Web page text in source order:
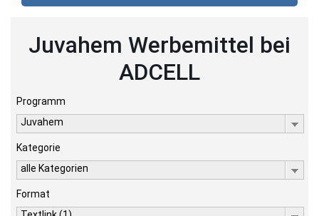
Juvahem Werbemittel bei
ADCELL
Programm
Juvahem
Kategorie
alle Kategorien
Format